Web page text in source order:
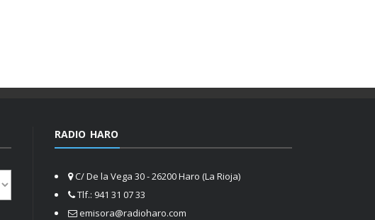
RADIO HARO
C/ De la Vega 30 - 26200 Haro (La Rioja)
Tlf.: 941 31 07 33
emisora@radioharo.com